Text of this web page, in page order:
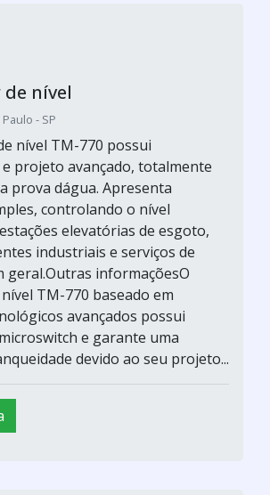
de nível
- SP
nível TM-770 possui
projeto avançado, totalmente
prova dágua. Apresenta
controlando o nível
elevatórias de esgoto,
industriais e serviços de
geral.Outras informaçõesO
TM-770 baseado em
avançados possui
e garante uma
devido ao seu projeto...